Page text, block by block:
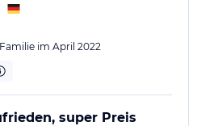
im April 2022
super Preis